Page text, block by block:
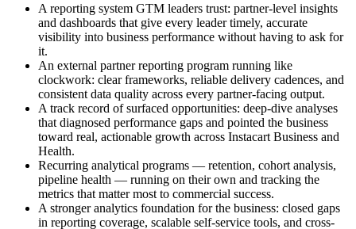
A reporting system GTM leaders trust: partner-level insights
and dashboards that give every leader timely, accurate
visibility into business performance without having to ask for
it.
An external partner reporting program running like
clockwork: clear frameworks, reliable delivery cadences, and
consistent data quality across every partner-facing output.
A track record of surfaced opportunities: deep-dive analyses
that diagnosed performance gaps and pointed the business
toward real, actionable growth across Instacart Business and
Health.
Recurring analytical programs — retention, cohort analysis,
pipeline health — running on their own and tracking the
metrics that matter most to commercial success.
A stronger analytics foundation for the business: closed gaps
in reporting coverage, scalable self-service tools, and cross-